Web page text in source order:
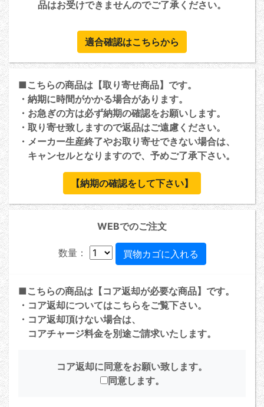
品はお受けできませんのでご了承ください。
適合確認はこちらから
■こちらの商品は【取り寄せ商品】です。
・納期に時間がかかる場合があります。
・お急ぎの方は必ず納期の確認をお願いします。
・取り寄せ致しますので返品はご遠慮ください。
・メーカー生産終了やお取り寄せできない場合は、
キャンセルとなりますので、予めご了承下さい。
【納期の確認をして下さい】
WEBでのご注文
数量：
■こちらの商品は【コア返却が必要な商品】です。
・コア返却についてはこちらをご覧下さい。
・コア返却頂けない場合は、
コアチャージ料金を別途ご請求いたします。
コア返却に同意をお願い致します。
同意します。